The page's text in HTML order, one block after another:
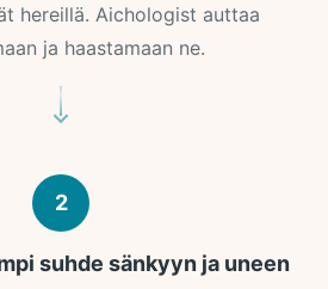
hereillä. Aichologist auttaa
ja haastamaan ne.
2
suhde sänkyyn ja uneen